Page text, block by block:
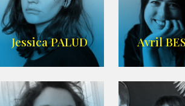
Imdb,
Jessica PALUD Avril